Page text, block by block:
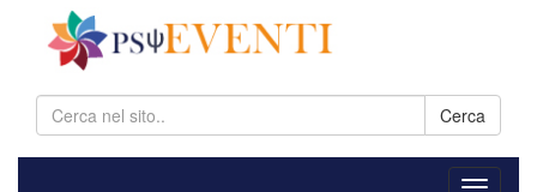
Cerca